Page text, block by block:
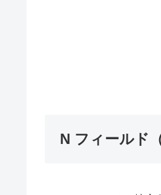
N フィールド